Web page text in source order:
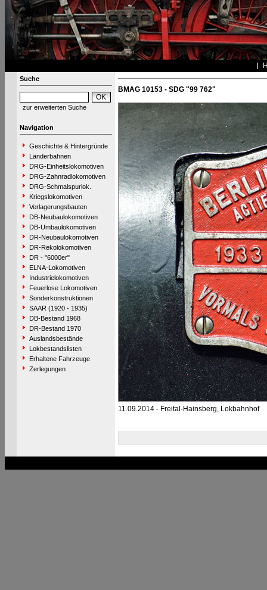
Suche
zur erweiterten Suche
Navigation
Geschichte & Hintergründe
Länderbahnen
DRG-Einheitslokomotiven
DRG-Zahnradlokomotiven
DRG-Schmalspurlok.
Kriegslokomotiven
Verlagerungsbauten
DB-Neubaulokomotiven
DB-Umbaulokomotiven
DR-Neubaulokomotiven
DR-Rekolokomotiven
DR - "6000er"
ELNA-Lokomotiven
Industrielokomotiven
Feuerlose Lokomotiven
Sonderkonstruktionen
SAAR (1920 - 1935)
DB-Bestand 1968
DR-Bestand 1970
Auslandsbestände
Lokbestandslisten
Erhaltene Fahrzeuge
Zerlegungen
BMAG 10153 - SDG "99 762"
11.09.2014 - Freital-Hainsberg, Lokbahnhof